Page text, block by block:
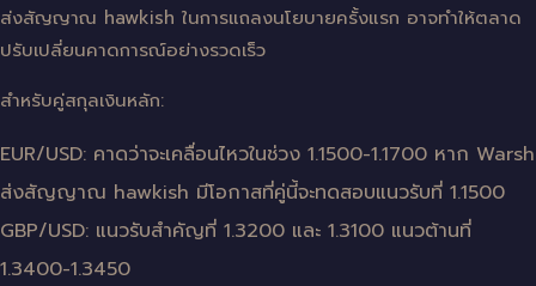
ส่งสัญญาณ hawkish ในการแถลงนโยบายครั้งแรก อาจทำให้ตลาด
ปรับเปลี่ยนคาดการณ์อย่างรวดเร็ว
สำหรับคู่สกุลเงินหลัก:
EUR/USD: คาดว่าจะเคลื่อนไหวในช่วง 1.1500-1.1700 หาก Warsh
ส่งสัญญาณ hawkish มีโอกาสที่คู่นี้จะทดสอบแนวรับที่ 1.1500
GBP/USD: แนวรับสำคัญที่ 1.3200 และ 1.3100 แนวต้านที่
1.3400-1.3450